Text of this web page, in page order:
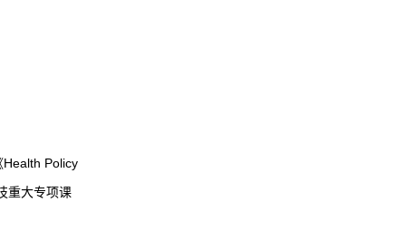
Health Policy
重大专项课